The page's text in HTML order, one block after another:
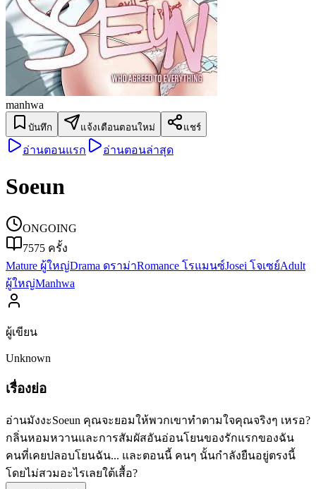
manhwa
บันทึก แจ้งเตือนตอนใหม่ แชร์
อ่านตอนแรก อ่านตอนล่าสุด
Soeun
ONGOING
7575 ครั้ง
Mature ผู้ใหญ่Drama ดราม่าRomance โรแมนซ์Josei โจเซย์Adult
ผู้ใหญ่Manhwa
ผู้เขียน
Unknown
เรื่องย่อ
อ่านมังงะSoeun คุณจะยอมให้พวกเขาทำตามใจคุณจริงๆ เหรอ?
กลิ่นหอมหวานและการสัมผัสอันอ่อนโยนของรักแรกของฉัน
คนที่เคยปลอบโยนฉัน... และตอนนี้ คนๆ นั้นกำลังยืนอยู่ตรงนี้
โดยไม่สวมอะไรเลยใต้เสื้อ?